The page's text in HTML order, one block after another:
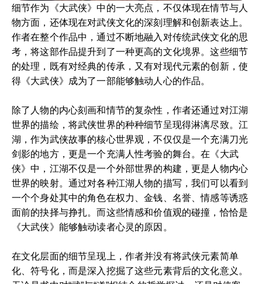
细节作为《大武侠》中的一大亮点，不仅体现在情节与人
物方面，还体现在对武侠文化的深刻理解和创新表达上。
作者在整个作品中，通过不断地融入对传统武侠文化的思
考，将这部作品提升到了一种更高的文化境界。这些细节
的处理，既有对经典的传承，又有对现代元素的创新，使
得《大武侠》成为了一部能够触动人心的作品。
除了人物的内心刻画和情节的复杂性，作者还通过对江湖
世界的描绘，将武侠世界的种种细节呈现得淋漓尽致。江
湖，作为武侠故事的核心世界观，不仅仅是一个充满刀光
剑影的地方，更是一个充满人性考验的舞台。在《大武
侠》中，江湖不仅是一个外部世界的构建，更是人物内心
世界的映射。通过对各种江湖人物的描写，我们可以看到
一个个身处其中的角色在权力、金钱、名誉、情感等诱惑
面前的抉择与挣扎。而这些情感和价值观的碰撞，恰恰是
《大武侠》能够触动读者心灵的原因。
在文化层面的细节呈现上，作者并没有将武侠元素简单
化、符号化，而是深入挖掘了这些元素背后的文化意义。